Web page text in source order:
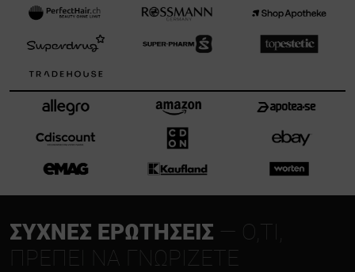
ΣΥΧΝΈΣ ΕΡΩΤΉΣΕΙΣ — Ό,ΤΙ,
ΠΡΈΠΕΙ ΝΑ ΓΝΩΡΊΖΕΤΕ